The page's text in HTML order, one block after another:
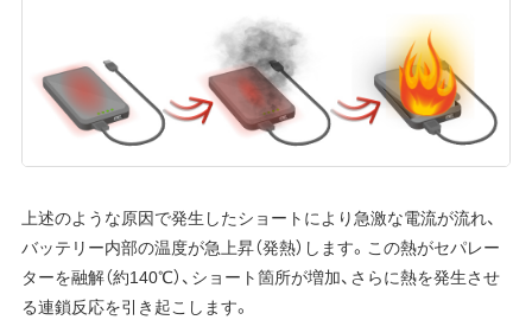
上述のような原因で発生したショートにより急激な電流が流れ、
バッテリー内部の温度が急上昇（発熱）します。この熱がセパレー
ターを融解（約140℃）、ショート箇所が増加、さらに熱を発生させ
る連鎖反応を引き起こします。